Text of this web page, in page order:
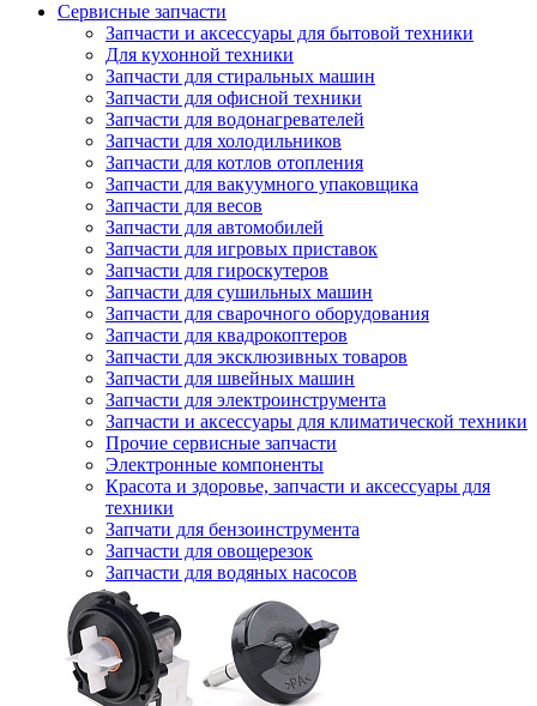
Сервисные запчасти
Запчасти и аксессуары для бытовой техники
Для кухонной техники
Запчасти для стиральных машин
Запчасти для офисной техники
Запчасти для водонагревателей
Запчасти для холодильников
Запчасти для котлов отопления
Запчасти для вакуумного упаковщика
Запчасти для весов
Запчасти для автомобилей
Запчасти для игровых приставок
Запчасти для гироскутеров
Запчасти для сушильных машин
Запчасти для сварочного оборудования
Запчасти для квадрокоптеров
Запчасти для эксклюзивных товаров
Запчасти для швейных машин
Запчасти для электроинструмента
Запчасти и аксессуары для климатической техники
Прочие сервисные запчасти
Электронные компоненты
Красота и здоровье, запчасти и аксессуары для
техники
Запчати для бензоинструмента
Запчасти для овощерезок
Запчасти для водяных насосов